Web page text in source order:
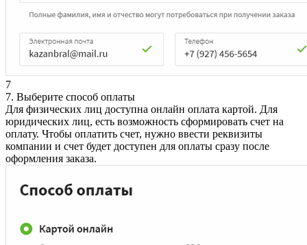
7
7. Выберите способ оплаты
Для физических лиц доступна онлайн оплата картой. Для
юридических лиц, есть возможность сформировать счет на
оплату. Чтобы оплатить счет, нужно ввести реквизиты
компании и счет будет доступен для оплаты сразу после
оформления заказа.